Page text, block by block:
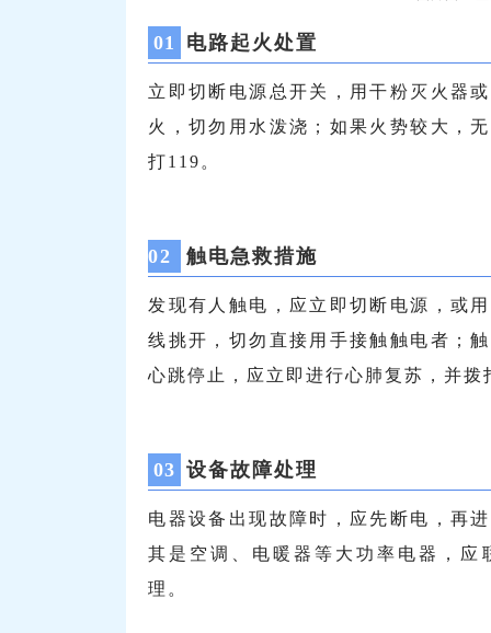
01 电路起火处置
立即切断电源总开关，用干粉灭火器
火，切勿用水泼浇；如果火势较大，
打119。
02 触电急救措施
发现有人触电，应立即切断电源，或
线挑开，切勿直接用手接触触电者；
心跳停止，应立即进行心肺复苏，并拨
03 设备故障处理
电器设备出现故障时，应先断电，再
其是空调、电暖器等大功率电器，
理。